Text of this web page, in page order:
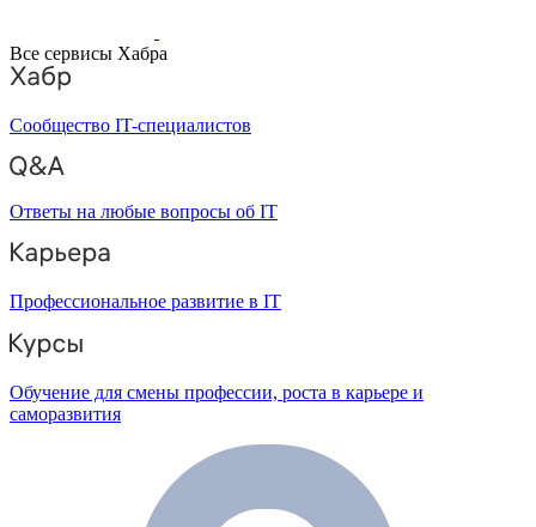
Все сервисы Хабра
Сообщество IT-специалистов
Ответы на любые вопросы об IT
Профессиональное развитие в IT
Обучение для смены профессии, роста в карьере и
саморазвития